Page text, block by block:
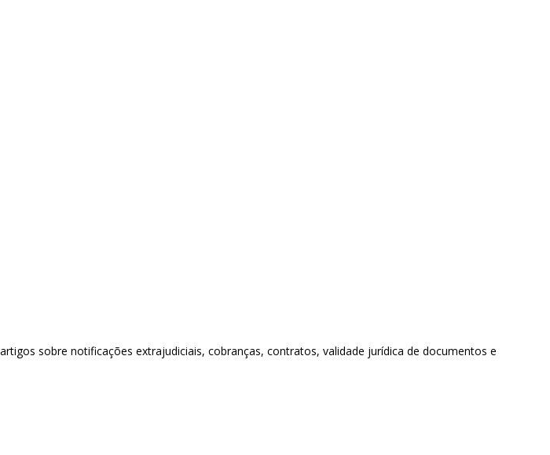
sobre notificações extrajudiciais, cobranças, contratos, validade jurídica de documentos e